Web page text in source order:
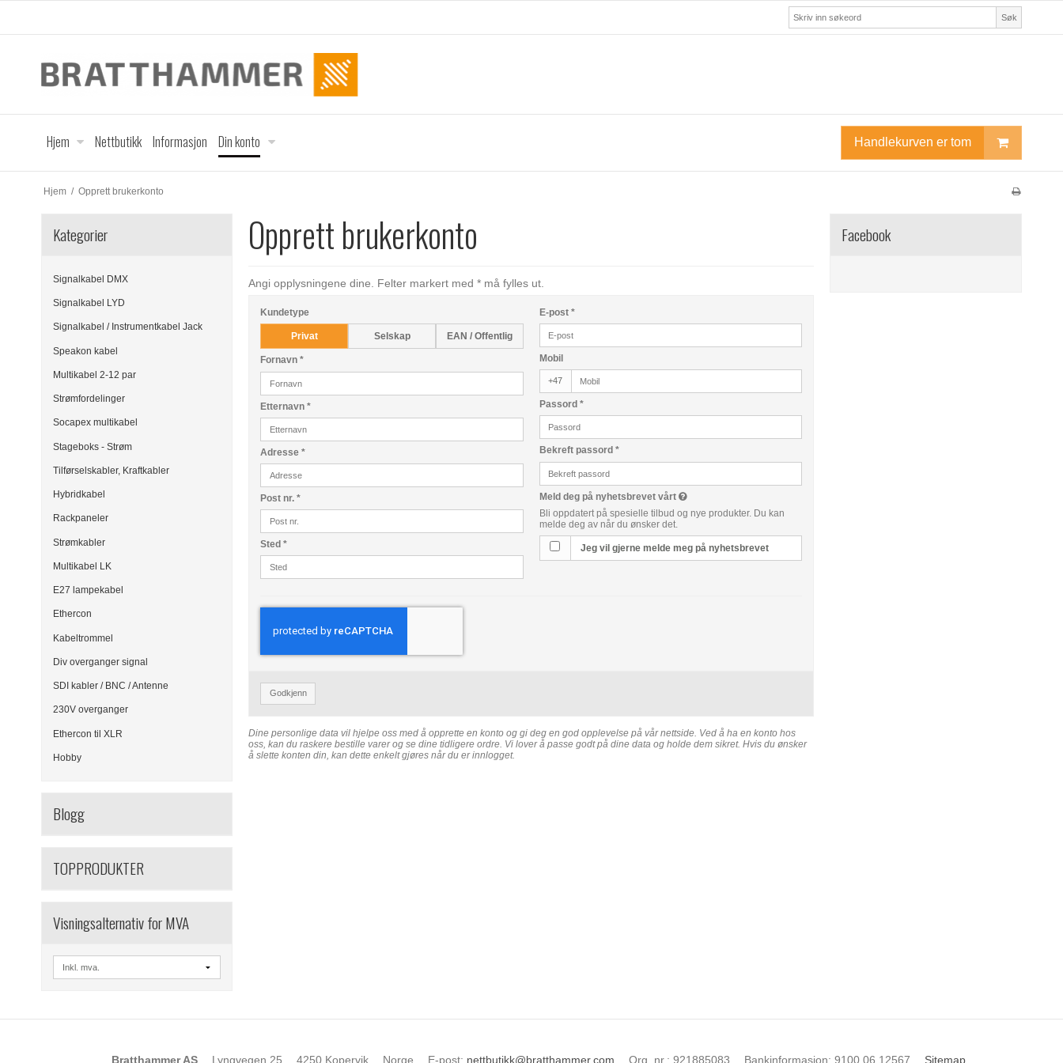
Søk
Hjem Nettbutikk Informasjon Din konto Handlekurven er tom
Hjem / Opprett brukerkonto
Kategorier
Signalkabel DMX
Signalkabel LYD
Signalkabel / Instrumentkabel Jack
Speakon kabel
Multikabel 2-12 par
Strømfordelinger
Socapex multikabel
Stageboks - Strøm
Tilførselskabler, Kraftkabler
Hybridkabel
Rackpaneler
Strømkabler
Multikabel LK
E27 lampekabel
Ethercon
Kabeltrommel
Div overganger signal
SDI kabler / BNC / Antenne
230V overganger
Ethercon til XLR
Hobby
Blogg
TOPPRODUKTER
Visningsalternativ for MVA
Opprett brukerkonto
Angi opplysningene dine. Felter markert med * må fylles ut.
Kundetype
Privat Selskap EAN / Offentlig
Fornavn*
Etternavn*
Adresse*
Post nr.*
Sted*
E-post *
Mobil
+47
Passord *
Bekreft passord *
Meld deg på nyhetsbrevet vårt
Bli oppdatert på spesielle tilbud og nye produkter. Du kan
melde deg av når du ønsker det.
Jeg vil gjerne melde meg på nyhetsbrevet
Godkjenn
Dine personlige data vil hjelpe oss med å opprette en konto og gi deg en god opplevelse på vår nettside. Ved å ha en konto hos
oss, kan du raskere bestille varer og se dine tidligere ordre. Vi lover å passe godt på dine data og holde dem sikret. Hvis du ønsker
å slette konten din, kan dette enkelt gjøres når du er innlogget.
Facebook
Bratthammer AS Lyngvegen 25 4250 Kopervik Norge E-post: nettbutikk@bratthammer.com Org. nr. : 921885083 Bankinformasjon: 9100.06.12567 Sitemap